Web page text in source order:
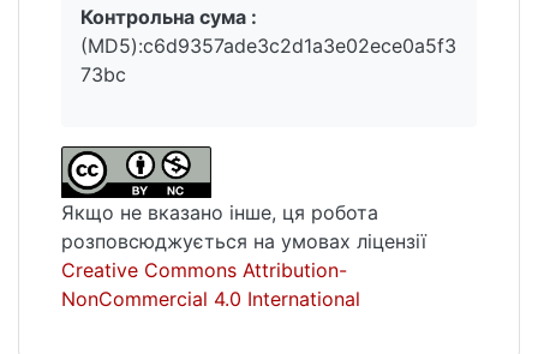
Контрольна сума :
(MD5):c6d9357ade3c2d1a3e02ece0a5f3
73bc
Якщо не вказано інше, ця робота
розповсюджується на умовах ліцензії
Creative Commons Attribution-
NonCommercial 4.0 International